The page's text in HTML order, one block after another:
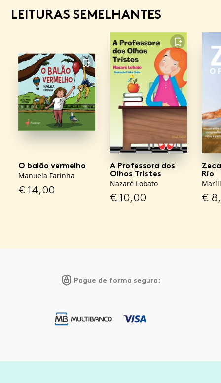
LEITURAS SEMELHANTES
FAVORITO
O balão vermelho
Manuela Farinha
€14,00
FAVORITO
A Professora dos
Olhos Tristes
Nazaré Lobato
€10,00
Rio
€
Pague de forma segura: